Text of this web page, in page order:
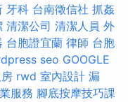
牙科 台南徵信社 抓姦
清潔公司 清潔人員 外
台胞證宜蘭 律師 台胞
seo GOOGLE
rwd 室內設計 漏
服務 腳底按摩技巧課